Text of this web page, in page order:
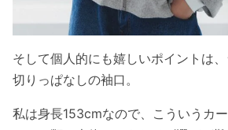
そして個人的にも嬉しいポイントは
切りっぱなしの袖口。
私は身長153cmなので、こういうカ